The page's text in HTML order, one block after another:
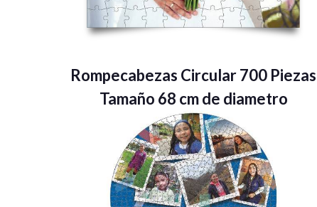
Rompecabezas Circular 700 Piezas
Tamaño 68 cm de diametro